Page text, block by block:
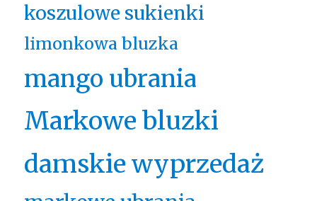
koszulowe sukienki
limonkowa bluzka
mango ubrania
Markowe bluzki
damskie wyprzedaż